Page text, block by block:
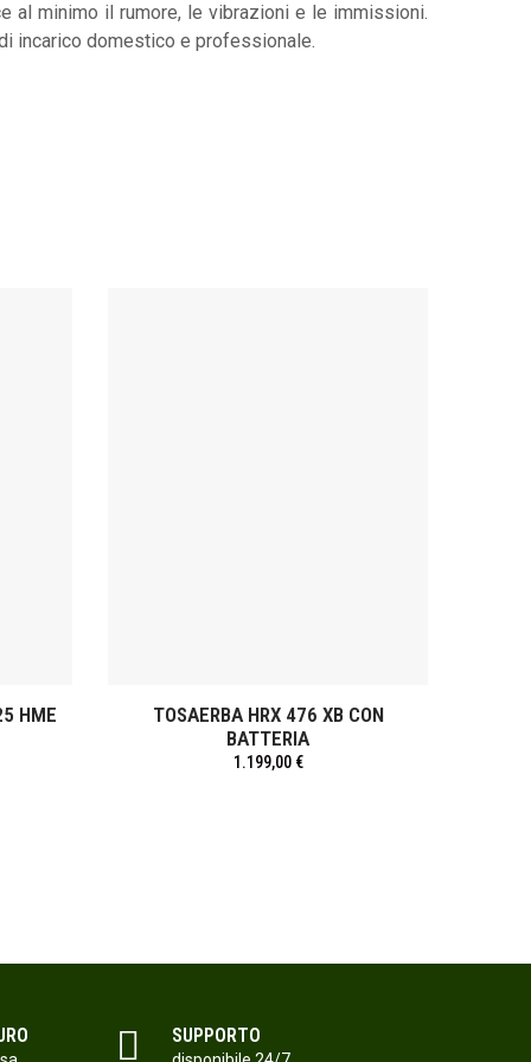
al minimo il rumore, le vibrazioni e le immissioni.
incarico domestico e professionale.
HME
TOSAERBA HRX 476 XB CON
BATTERIA
1.199,00 €
SUPPORTO